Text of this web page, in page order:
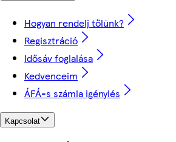
Hogyan rendelj tőlünk?
Regisztráció
Idősáv foglalása
Kedvenceim
ÁFÁ-s számla igénylés
Kapcsolat